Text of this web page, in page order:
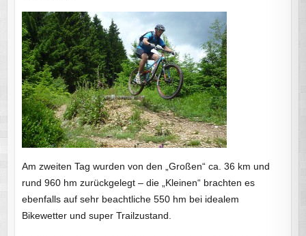
Am zweiten Tag wurden von den „Großen“ ca. 36 km und
rund 960 hm zurückgelegt – die „Kleinen“ brachten es
ebenfalls auf sehr beachtliche 550 hm bei idealem
Bikewetter und super Trailzustand.